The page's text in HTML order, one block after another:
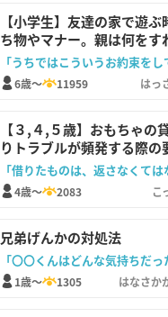
【小学生】友達の家で遊ぶ
ち物やマナー。親は何をす
い？
6歳～ 11959 はっ
【３,４,５歳】おもちゃの
りトラブルが頻発する際の
対策。
4歳～ 2083 こ
兄弟げんかの対処法
「〇〇くんはどんな気持ちだっ
1歳～ 1305 はなさか